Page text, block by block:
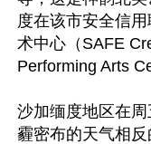
度在该市安全信
术中心（SAFE
Performing Arts
沙加缅度地区在
霾密布的天气相